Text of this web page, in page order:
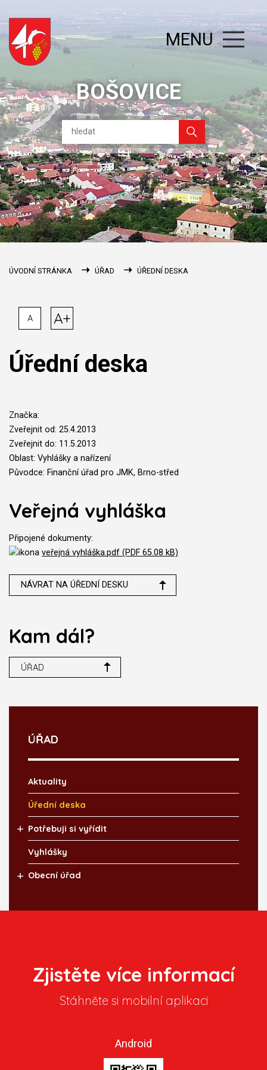
BOŠOVICE
MENU
ÚVODNÍ STRÁNKA ÚŘAD ÚŘEDNÍ DESKA
A A+
Úřední deska
Značka:
Zveřejnit od: 25.4.2013
Zveřejnit do: 11.5.2013
Oblast: Vyhlášky a nařízení
Původce: Finanční úřad pro JMK, Brno-střed
Veřejná vyhláška
Připojené dokumenty:
veřejná vyhláška.pdf (PDF 65.08 kB)
NÁVRAT NA ÚŘEDNÍ DESKU
Kam dál?
ÚŘAD
ÚŘAD
Aktuality
Úřední deska
Potřebuji si vyřídit
Vyhlášky
Obecní úřad
Zjistěte více informací
Stáhněte si mobilní aplikaci
Android